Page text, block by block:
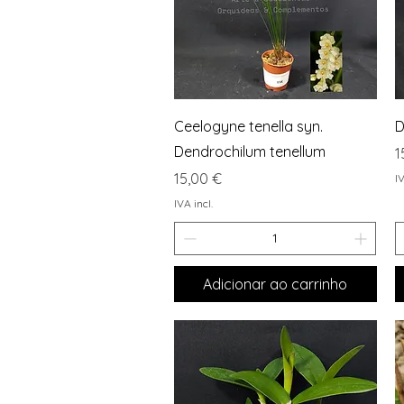
Visualização rápida
Ceelogyne tenella syn.
Dendrochilum tenellum
Preço
15,00 €
IVA incl.
Adicionar ao carrinho